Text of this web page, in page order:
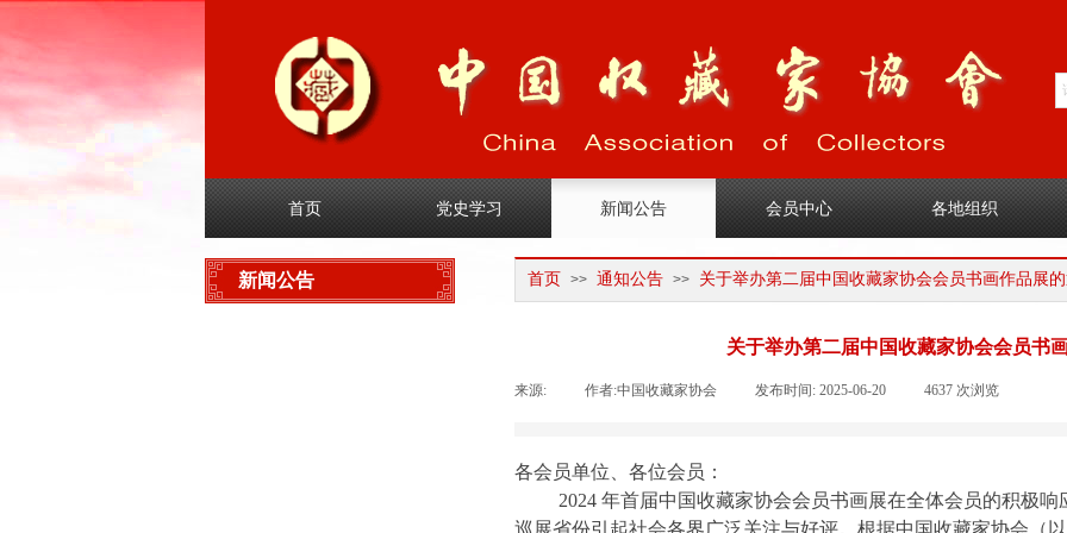
新闻公告 首页 >> 通知公告 >> 关于举办第二届中国收藏家协会会员书画作品展
首页 党史学习 新闻公告 会员中心 各地组织
1
关于举办第二届中国收藏家协会会员书
来源: 作者:中国收藏家协会 发布时间: 2025-06-20 4637 次浏览
各会员单位、各位会员：
2024 年首届中国收藏家协会会员书画展在全体会员的积极
巡展省份引起社会各界广泛关注与好评。根据中国收藏家协会（